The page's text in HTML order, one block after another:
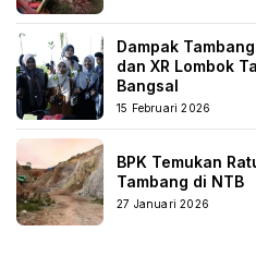
Dampak
dan XR Lombok
Bangsal
15 Februari 2026
BPK Temukan
Tambang di NTB
27 Januari 2026